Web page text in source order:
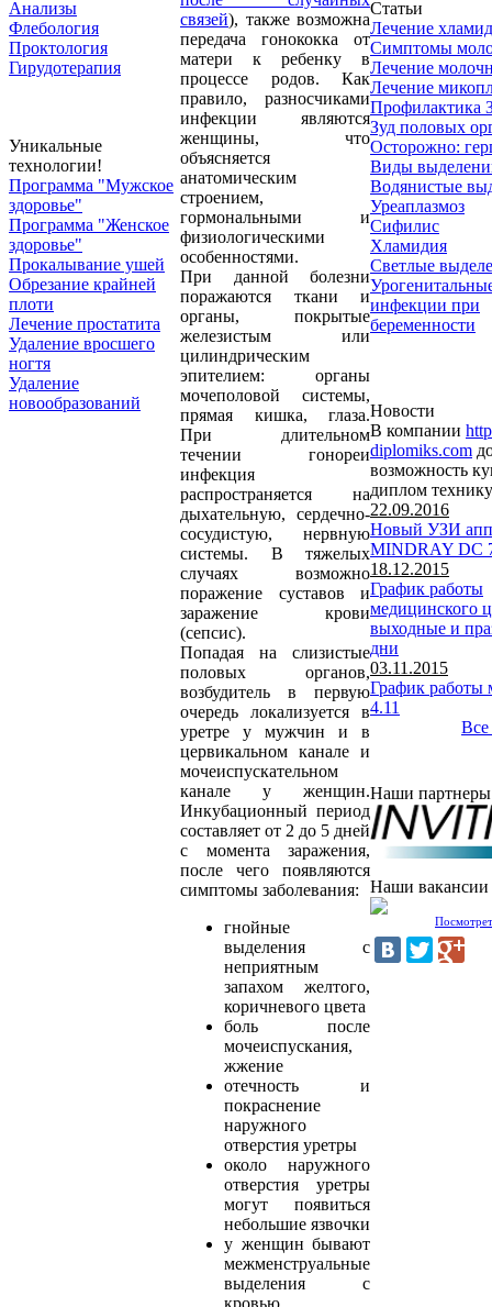
Анализы
Флебология
Проктология
Гирудотерапия
Уникальные
технологии!
Программа "Мужское
здоровье"
Программа "Женское
здоровье"
Прокалывание ушей
Обрезание крайней
плоти
Лечение простатита
Удаление вросшего
ногтя
Удаление
новообразований
связей), также возможна
передача гонококка от
матери к ребенку в
процессе родов. Как
правило, разносчиками
инфекции являются
женщины, что
объясняется
анатомическим
строением,
гормональными и
физиологическими
особенностями.
При данной болезни
поражаются ткани и
органы, покрытые
железистым или
цилиндрическим
эпителием: органы
мочеполовой системы,
прямая кишка, глаза.
При длительном
течении гонореи
инфекция
распространяется на
дыхательную, сердечно-
сосудистую, нервную
системы. В тяжелых
случаях возможно
поражение суставов и
заражение крови
(сепсис).
Попадая на слизистые
половых органов,
возбудитель в первую
очередь локализуется в
уретре у мужчин и в
цервикальном канале и
мочеиспускательном
канале у женщин.
Инкубационный период
составляет от 2 до 5 дней
с момента заражения,
после чего появляются
симптомы заболевания:
гнойные
выделения с
неприятным
запахом желтого,
коричневого цвета
боль после
мочеиспускания,
жжение
отечность и
покраснение
наружного
отверстия уретры
около наружного
отверстия уретры
могут появиться
небольшие язвочки
у женщин бывают
межменструальные
выделения с
кровью
Статьи
Лечение
Симптомы
Лечение
Лечение
Зуд половых
Осторожно:
Виды
Водянистые
Уреаплазмоз
Сифилис
Хламидия
Светлые
инфекции при
беременности
Новости
В компании
diplomiks.com
возможность
диплом
22.09.2016
Новый УЗИ
MINDRAY DC
18.12.2015
График работы
медицинского
выходные и
дни
03.11.2015
График работы
4.11
Все
Наши партнеры
Наши вакансии